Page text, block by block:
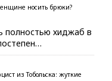
носить брюки?
полностью хиджаб в
из Тобольска: жуткие